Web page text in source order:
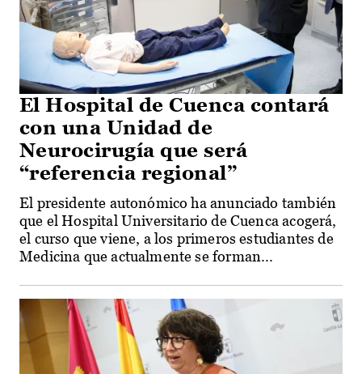
El Hospital de Cuenca contará
con una Unidad de
Neurocirugía que será
“referencia regional”
El presidente autonómico ha anunciado también
que el Hospital Universitario de Cuenca acogerá,
el curso que viene, a los primeros estudiantes de
Medicina que actualmente se forman...